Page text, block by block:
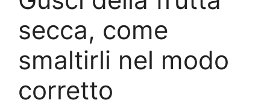
secca, come
smaltirli nel modo
corretto